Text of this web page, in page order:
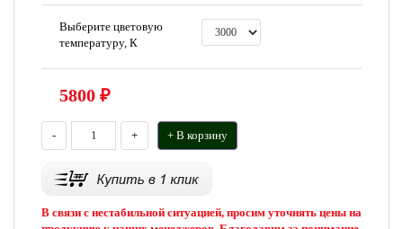
Выберите цветовую
температуру, К
5800 ₽
- + + В корзину
В связи с нестабильной ситуацией, просим уточнять цены на